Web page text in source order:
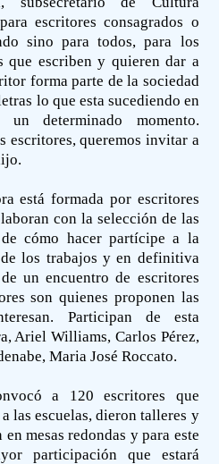
escritores consagrados o
sino para todos, para los
que escriben y quieren dar a
forma parte de la sociedad
lo que esta sucediendo en
determinado momento.
escritores, queremos invitar a
está formada por escritores
con la selección de las
cómo hacer partícipe a la
los trabajos y en definitiva
un encuentro de escritores
son quienes proponen las
Participan de esta
Ariel Williams, Carlos Pérez,
Maria José Roccato.
a 120 escritores que
las escuelas, dieron talleres y
mesas redondas y para este
participación que estará